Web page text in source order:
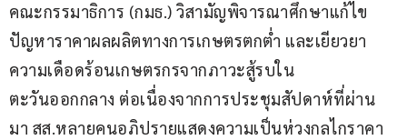
คณะกรรมาธิการ (กมธ.) วิสามัญพิจารณาศึกษาแก้ไข
ปัญหาราคาผลผลิตทางการเกษตรตกต่ำ และเยียวยา
ความเดือดร้อนเกษตรกรจากภาวะสู้รบใน
ตะวันออกกลาง ต่อเนื่องจากการประชุมสัปดาห์ที่ผ่าน
มา สส.หลายคนอภิปรายแสดงความเป็นห่วงกลไกราคา